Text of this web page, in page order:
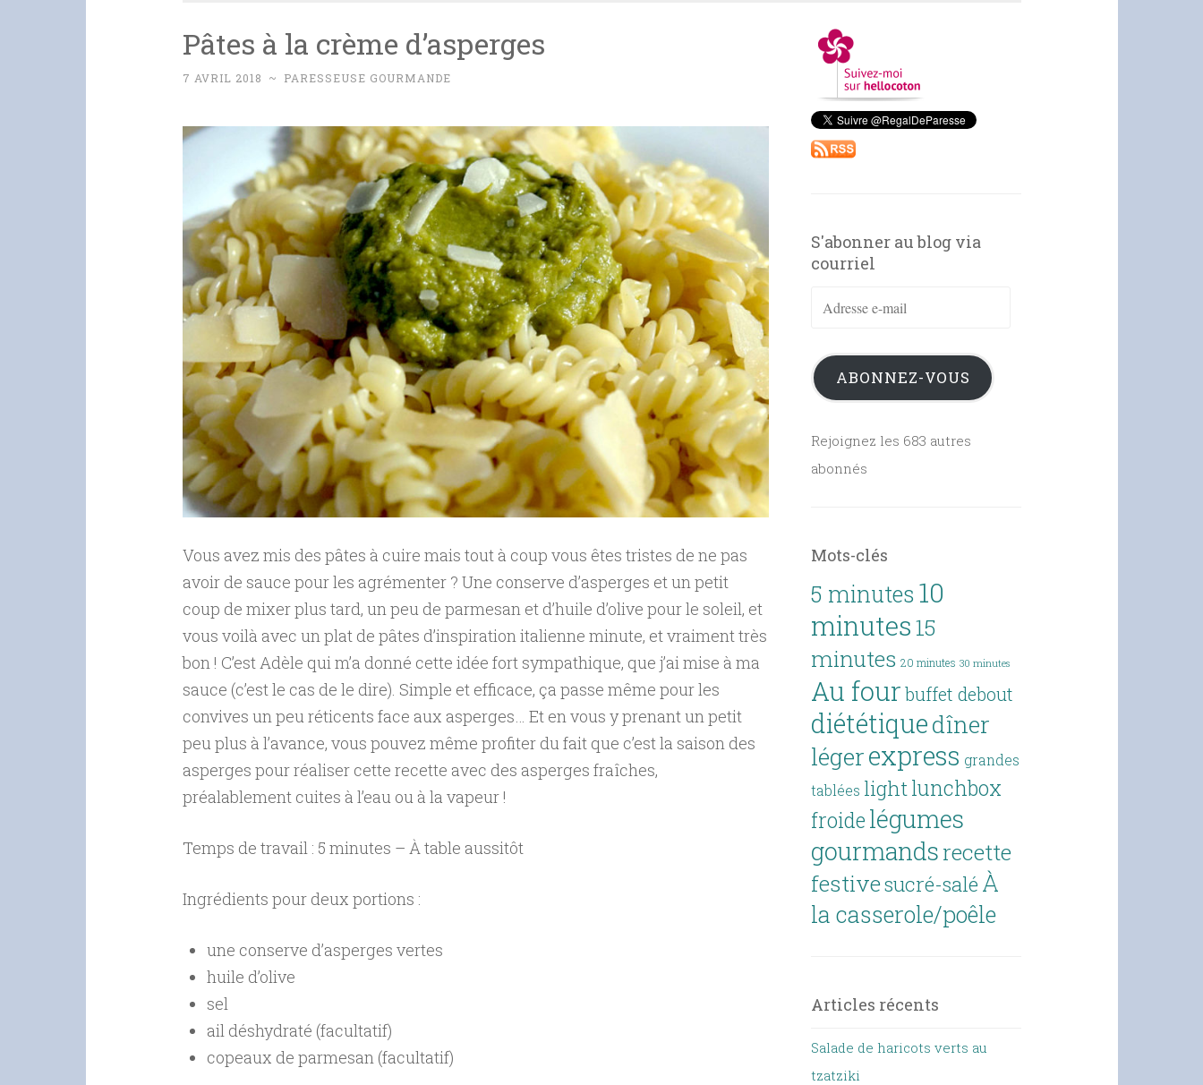
Pâtes à la crème d’asperges
7 AVRIL 2018 ~ PARESSEUSE GOURMANDE
Vous avez mis des pâtes à cuire mais tout à coup vous êtes tristes de ne pas
avoir de sauce pour les agrémenter ? Une conserve d’asperges et un petit
coup de mixer plus tard, un peu de parmesan et d’huile d’olive pour le soleil, et
vous voilà avec un plat de pâtes d’inspiration italienne minute, et vraiment très
bon ! C’est Adèle qui m’a donné cette idée fort sympathique, que j’ai mise à ma
sauce (c’est le cas de le dire). Simple et efficace, ça passe même pour les
convives un peu réticents face aux asperges… Et en vous y prenant un petit
peu plus à l’avance, vous pouvez même profiter du fait que c’est la saison des
asperges pour réaliser cette recette avec des asperges fraîches,
préalablement cuites à l’eau ou à la vapeur !
Temps de travail : 5 minutes – À table aussitôt
Ingrédients pour deux portions :
une conserve d’asperges vertes
huile d’olive
sel
ail déshydraté (facultatif)
copeaux de parmesan (facultatif)
S'abonner au blog via
courriel
Adresse
mail
ABONNEZ-VOUS
Rejoignez les 683 autres
abonnés
Mots-clés
5 minutes 10
minutes15
minutes 20 minutes 30 minutes
Au four buffet debout
diététiquedîner
légerexpress grandes
tablées light lunchbox
froide légumes
gourmandsrecette
festivesucré-salé À
la casserole/poêle
Articles récents
Salade de haricots verts au
tzatziki